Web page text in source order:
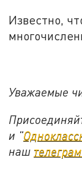
Известно,
Уважаемые
и "
наш